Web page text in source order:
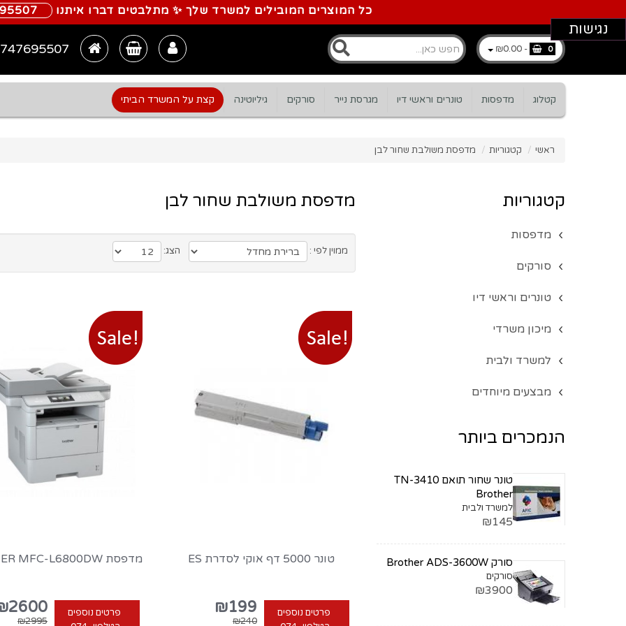
כל המוצרים המובילים למשרד שלך ✨ מתלבטים דברו איתנו
0
-
₪0.00
קטלוג מדפסות טונרים וראשי דיו מגרסת נייר סורקים גיליוטינה קצת על המשרד הביתי
ראשי / קטגוריות / מדפסת משולבת שחור לבן
קטגוריות
מדפסות
סורקים
טונרים וראשי דיו
מיכון משרדי
למשרד ולבית
מבצעים מיוחדים
הנמכרים ביותר
טונר שחור תואם TN-3410
Brother
למשרד ולבית
₪145
סורק Brother ADS-3600W
סורקים
₪3900
מדפסת משולבת שחור לבן
ממוין לפי : הצג:
טונר 5000 דף אוקי לסדרת ES
פרטים נוספים
₪199
₪240
מדפסת BROTHER MFC-L6800DW
פרטים נוספים
₪2995
נגישות